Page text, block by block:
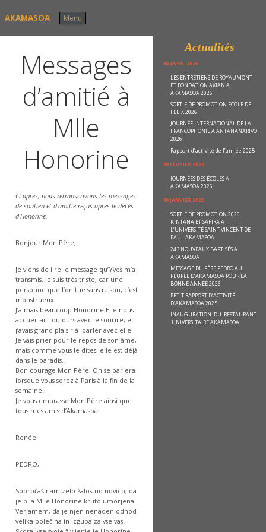
AKAMASOA Menu
Messages
d’amitié à
Mlle
Honorine
Ci-après, nous retranscrivons les messages
de soutien et d’amitié reçus après le décès
d’Honorine.
Bonjour Mon Père,
Je viens de lire le message qu’Yves m’a
transmis. Je suis très triste, car une
personne que l’on tue sans raison, c’est
monstrueux.
J’aimais beaucoup Honorine Elle nous
accueillait toujours avec le sourire, et
j’avais grand plaisir à parler avec elle.
Je vais prier pour le repos de son âme,
mais comme vous le dites, elle est déjà
dans le paradis.
Bon courage Mon Père. On se parlera
lorsque vous serez à Paris à la fin de la
semaine.
Je vous embrasse Mon Père ainsi que
tous mes amis d’Akamasoa
Renée
PEDRO,
Sporočaš nam zelo žalostno novico, da
je bila Mlle Honorine kruto umorjena.
Verjamem, da je njen nenaden odhod
velika bolečina in izguba za vse vas.
Actualités
30 AVRIL 2026
LES ENTRETIENS DE ROYAUMONT
ET FONDATION AXIAN A
AKAMASOA 2026
SORTIE DE PROMOTION ÉCOLE DE
FELIX 2026
JOURNÉE INTERNATIONAL DE LA
FRANCOPHONIE A ANTANANARIVO
2026
Rapport d’activité de l’année 2025
20 FÉVRIER 2026
JOURNÉES DES ÉCOLES A
AKAMASOA 2026
30 JANVIER 2026
SORTIE DE PROMOTION 2026
KINTANA ET SAFIRA A
L’UNIVERSITÉ SAINT VINCENT DE
PAUL AKAMASOA
243 NOUVEAUX BAPTISÉS A
AKAMASOA
MESSAGE DU PÈRE PEDRO AU
PEUPLE D’AKAMASOA POUR LA
BONNE ANNÉE 2026
PETIT RAPPORT D’ACTIVITÉ
D’AKAMASOA 2025
INAUGURATION DU RESTAURANT
UNIVERSITAIRE AKAMASOA